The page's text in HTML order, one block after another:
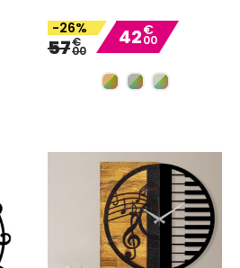
-26%
57€
00
Special
Price
42€
00